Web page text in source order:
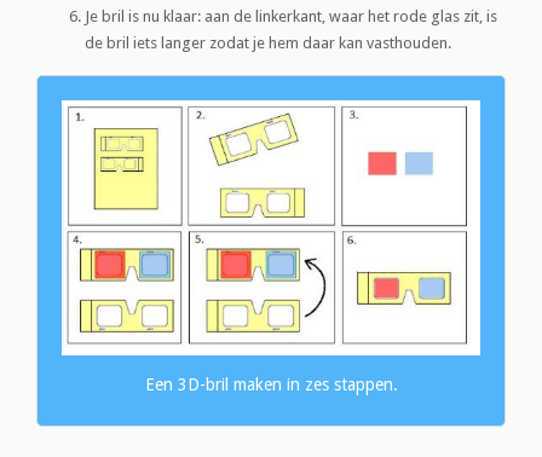
Je bril is nu klaar: aan de linkerkant, waar het rode glas zit, is
de bril iets langer zodat je hem daar kan vasthouden.
Een 3D-bril maken in zes stappen.